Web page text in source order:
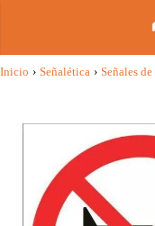
Inicio › Señalética › Señales